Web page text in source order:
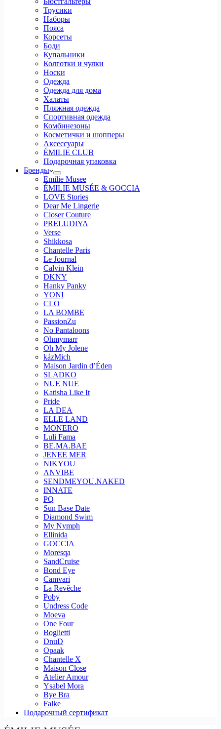
Трусики
Наборы
Пояса
Корсеты
Боди
Купальники
Колготки и чулки
Носки
Одежда
Одежда для дома
Халаты
Пляжная одежда
Спортивная одежда
Комбинезоны
Косметички и шопперы
Аксессуары
ÉMILIE CLUB
Подарочная упаковка
Бренды
Emilie Musee
ÉMILIE MUSÉE & GOCCIA
LOVE Stories
Dear Me Lingerie
Closer Couture
PRELUDIYA
Verse
Shikkosa
Chantelle Paris
Le Journal
Calvin Klein
DKNY
Hanky Panky
YONI
CLO
LA BOMBE
PassionZu
No Pantaloons
Ohmymarr
Oh My Jolene
kázMich
Maison Jardin d’Éden
SLADKO
NUE NUE
Katisha Like It
Pride
LA DEA
ELLE LAND
MONERO
Luli Fama
BE.MA.BAE
JENEE MER
NIKYOU
ANVIBE
SENDMEYOU.NAKED
INNATE
PQ
Sun Base Date
Diamond Swim
My Nymph
Ellinida
GOCCIA
Moresqa
SandCruise
Bond Eye
Camvari
La Revêche
Poby
Undress Code
Moeva
One Four
Boglietti
DnuD
Opaak
Chantelle X
Maison Close
Atelier Amour
Ysabel Mora
Bye Bra
Falke
Подарочный сертификат